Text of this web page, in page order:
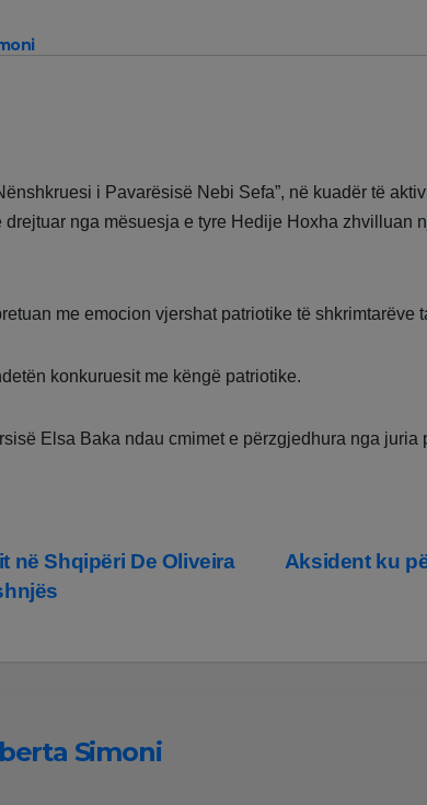
i Pavarësisë Nebi Sefa”, në kuadër të
drejtuar nga mësuesja e tyre Hedije Hoxha zhvilluan
me emocion vjershat patriotike të shkrimtarëve
konkuruesit me këngë patriotike.
Elsa Baka ndau cmimet e përzgjedhura nga juria
Aksident ku
në Shqipëri De Oliveira
Simoni